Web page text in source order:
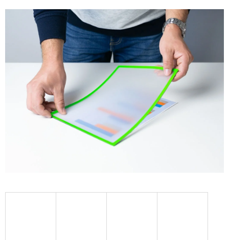
értékelése
csillag.